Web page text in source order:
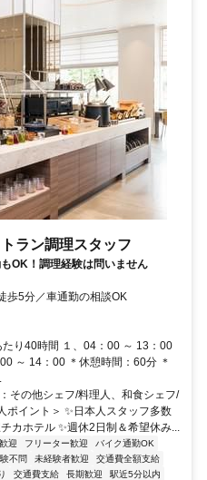
ラン調理スタッフ
OK！調理経験は問いません
歩5分／車通勤の相談OK
り40時間 １、04：00 ～ 13：00
～ 14：00 ＊休憩時間：60分 ＊
その他シェフ/料理人、和食シェフ/
ポイント＞ ✨日本人スタッフ多数
カホテル ✨週休2日制＆希望休み...
迎 フリーター歓迎
バイク通勤OK
不問 未経験者歓迎
交通費全額支給
交通費支給 長期歓迎
駅近5分以内